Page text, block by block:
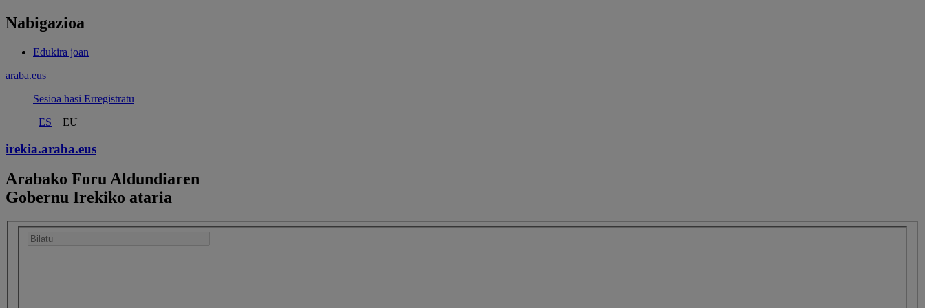
Nabigazioa
Edukira joan
araba.eus
Sesioa hasi Erregistratu
ES
EU
irekia.araba.eus
Arabako Foru Aldundiaren
Gobernu Irekiko ataria